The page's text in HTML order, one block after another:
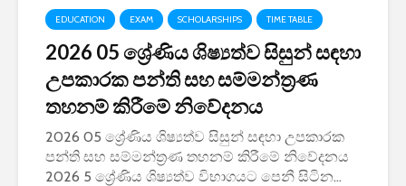
EDUCATION EXAM SCHOLARSHIPS TIME TABLE
2026 05 ශ්‍රේණිය ශිෂ්‍යත්ව සිසුන් සඳහා
උපකාරක පන්ති සහ සම්මන්ත්‍රණ
තහනම් කිරීමේ නිවේදනය
2026 05 ශ්‍රේණිය ශිෂ්‍යත්ව සිසුන් සඳහා උපකාරක
පන්ති සහ සම්මන්ත්‍රණ තහනම් කිරීමේ නිවේදනය
2026 5 ශ්‍රේණිය ශිෂ්‍යත්ව විභාගයට පෙනී සිටින...